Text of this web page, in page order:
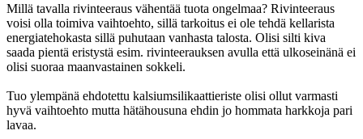
Millä tavalla rivinteeraus vähentää tuota ongelmaa? Rivinteeraus
voisi olla toimiva vaihtoehto, sillä tarkoitus ei ole tehdä kellarista
energiatehokasta sillä puhutaan vanhasta talosta. Olisi silti kiva
saada pientä eristystä esim. rivinteerauksen avulla että ulkoseinänä ei
olisi suoraa maanvastainen sokkeli.
Tuo ylempänä ehdotettu kalsiumsilikaattieriste olisi ollut varmasti
hyvä vaihtoehto mutta hätähousuna ehdin jo hommata harkkoja pari
lavaa.